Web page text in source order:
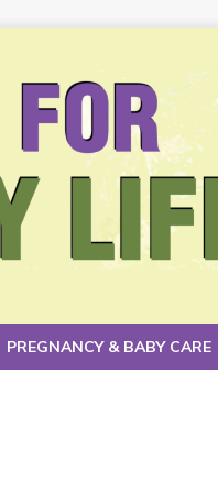
PREGNANCY & BABY CARE